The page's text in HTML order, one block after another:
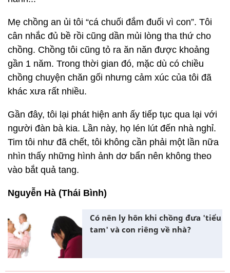
Mẹ chồng an ủi tôi “cá chuối đắm đuối vì con”. Tôi
cân nhắc đủ bề rồi cũng dần mủi lòng tha thứ cho
chồng. Chồng tôi cũng tỏ ra ăn năn được khoảng
gần 1 năm. Trong thời gian đó, mặc dù có chiều
chồng chuyện chăn gối nhưng cảm xúc của tôi đã
khác xưa rất nhiều.
Gần đây, tôi lại phát hiện anh ấy tiếp tục qua lại với
người đàn bà kia. Lần này, họ lén lút đến nhà nghỉ.
Tim tôi như đã chết, tôi không cần phải một lần nữa
nhìn thấy những hình ảnh dơ bẩn nên không theo
vào bắt quả tang.
Nguyễn Hà (Thái Bình)
Có nên ly hôn khi chồng đưa 'tiểu
tam' và con riêng về nhà?